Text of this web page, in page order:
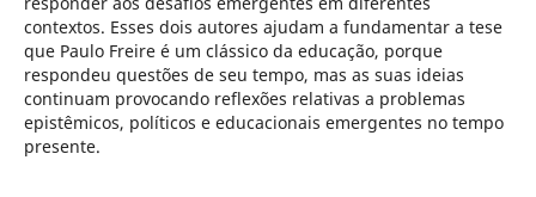
contextos. Esses dois autores ajudam a fundamentar a tese
que Paulo Freire é um clássico da educação, porque
respondeu questões de seu tempo, mas as suas ideias
continuam provocando reflexões relativas a problemas
epistêmicos, políticos e educacionais emergentes no tempo
presente.